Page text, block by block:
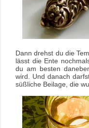
Dann drehst du die
lässt die Ente
du am besten
wird. Und danach
süßliche Beilage, die